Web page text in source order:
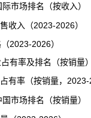
场排名（按收入）
入（2023-2026）
2023-2026）
有率及排名（按销量
率（按销量，2023-
场排名（按销量）